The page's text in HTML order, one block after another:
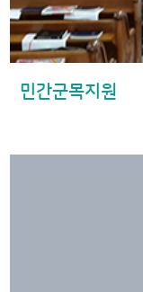
민간군목지원